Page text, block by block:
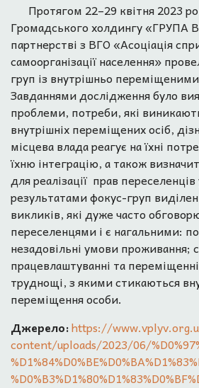
Протягом 22–29 квітня 2023
Громадського холдингу «ГРУПА
партнерстві з ВГО «Асоціація
самоорганізації населення»
груп із внутрішньо
Завданнями дослідження було
проблеми, потреби, які
внутрішніх переміщених осіб,
місцева влада реагує на їхні
їхню інтеграцію, а також
для реалізації прав
результатами фокус-груп
викликів, які дуже часто
переселенцями і є нагальними:
незадовільні умови проживання;
працевлаштуванні та переміщенні
труднощі, з якими стикаються
переміщення особи.
Джерело:https://
content/uploads/2023/06/